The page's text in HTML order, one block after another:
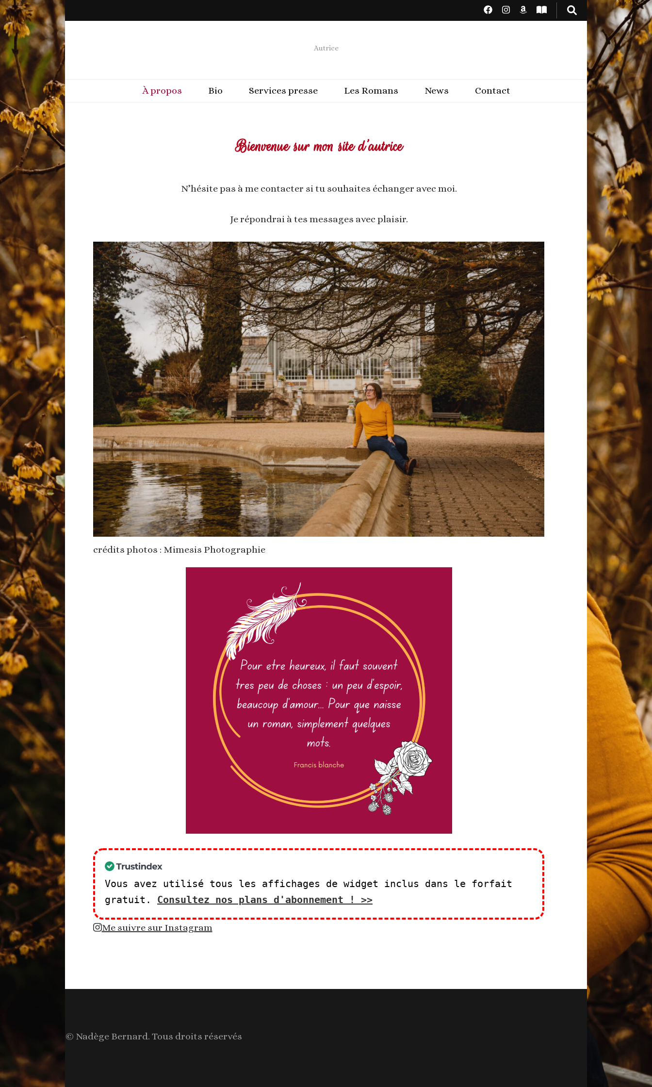
Autrice
À propos Bio Services presse Les Romans News Contact
Bienvenue sur mon site d’autrice
N’hésite pas à me contacter si tu souhaites échanger avec moi.
Je répondrai à tes messages avec plaisir.
crédits photos : Mimesis Photographie
Vous avez utilisé tous les affichages de widget inclus dans le forfait
gratuit. Consultez nos plans d'abonnement ! >>
Me suivre sur Instagram
© Nadège Bernard. Tous droits réservés